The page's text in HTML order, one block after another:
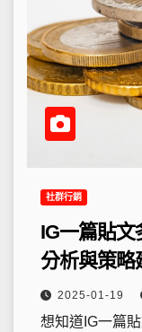
社群行銷
IG一篇貼文
分析與策略
2025-01-19
想知道IG一篇